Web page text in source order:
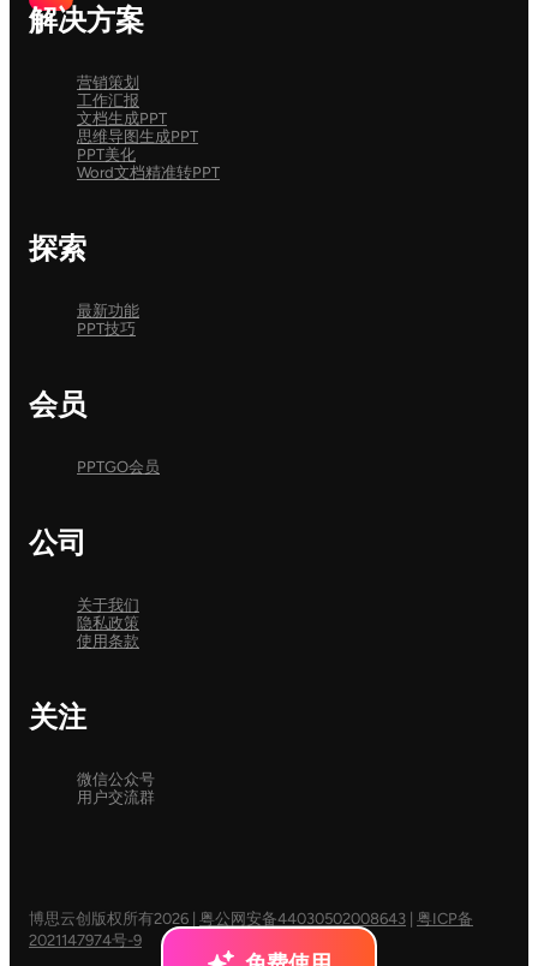
解决方案
营销策划
工作汇报
文档生成PPT
思维导图生成PPT
PPT美化
Word文档精准转PPT
探索
最新功能
PPT技巧
会员
PPTGO会员
公司
关于我们
隐私政策
使用条款
关注
微信公众号
用户交流群
博思云创版权所有2026 粤公网安备44030502008643 粤ICP备
2021147974号-9